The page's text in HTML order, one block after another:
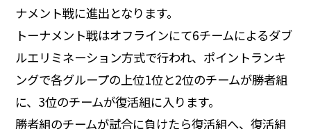
ナメント戦に進出となります。
トーナメント戦はオフラインにて6チームによるダブ
ルエリミネーション方式で行われ、ポイントランキ
ングで各グループの上位1位と2位のチームが勝者組
に、3位のチームが復活組に入ります。
勝者組のチームが試合に負けたら復活組へ、復活組